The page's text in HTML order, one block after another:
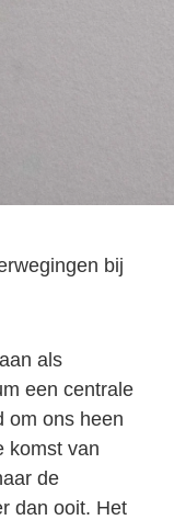
bij
als
een centrale
om ons heen
komst van
de
dan ooit. Het